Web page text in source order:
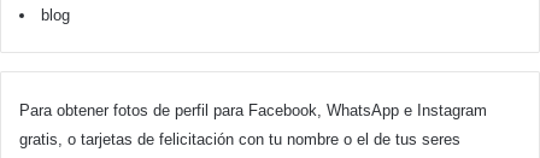
blog
Para obtener fotos de perfil para Facebook, WhatsApp e Instagram
gratis, o tarjetas de felicitación con tu nombre o el de tus seres